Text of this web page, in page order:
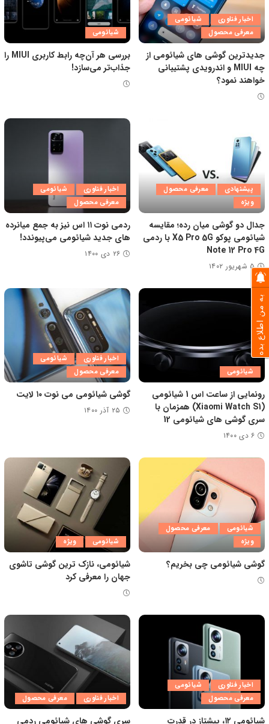
اخبار فناوری
شیائومی
معرفی محصول
جدیدترین گوشی های شیائومی از
چه MIUI و اندرویدی پشتیبانی
خواهند نمود؟
شیائومی
بررسی هر آن‌چه رابط کاربری MIUI را
جذاب‌تر می‌سازد!
پیشنهادی
معرفی محصول
ویژه
جدال دو گوشی میان رده؛ مقایسه
شیائومی پوکو X5 Pro 5G با ردمی
Note 12 Pro 4G
۵ شهریور ۱۴۰۲
اخبار فناوری
شیائومی
معرفی محصول
ردمی نوت ۱۱ اس نیز به جمع میانرده
های جدید شیائومی می‌پیوندد!
۲۶ دی ۱۴۰۰
شیائومی
رونمایی از ساعت اس 1 شیائومی
(Xiaomi Watch S1) همزمان با
سری گوشی‌ های شیائومی 12
۶ دی ۱۴۰۰
اخبار فناوری
شیائومی
معرفی محصول
گوشی شیائومی می نوت ۱۰ لایت
۲۵ آذر ۱۴۰۰
شیائومی
معرفی محصول
ویژه
گوشی شیائومی چی بخریم؟
شیائومی ویژه
شیائومی، نازک ترین گوشی تاشوی
جهان را معرفی کرد
اخبار فناوری
شیائومی
معرفی محصول
شیائومی ۱۲، پیشتاز در قدرت
اخبار فناوری معرفی محصول
سری گوشی های شیائومی ردمی
به من اطلاع بده